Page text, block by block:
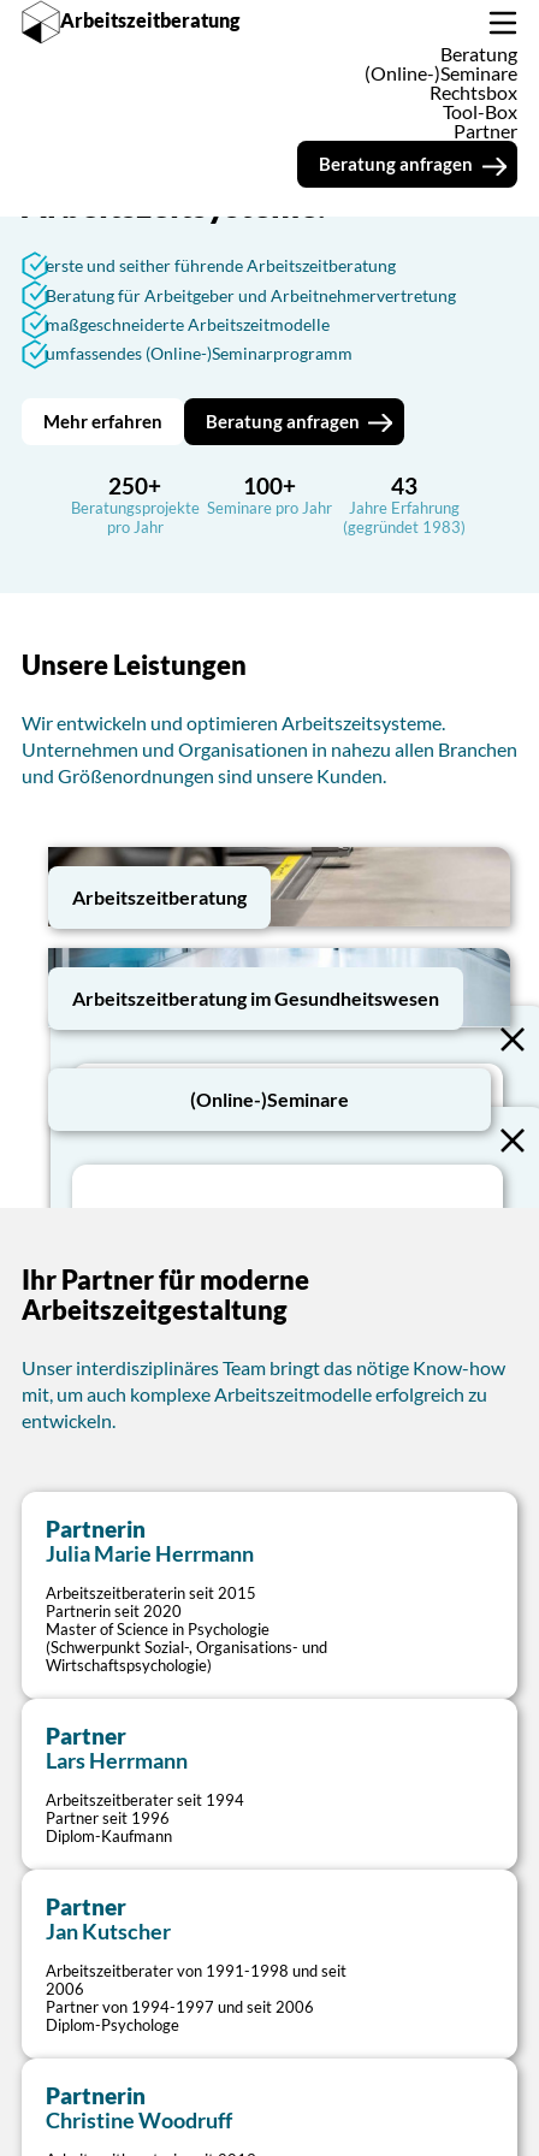
Arbeitszeitberatung
Beratung
(Online-)Seminare
Rechtsbox
Tool-Box
Partner
Beratung anfragen
zum Referentenentwurf zur Anpassung des
Wir entwickeln und verbessern
erste und seither führende Arbeitszeitberatung
Beratung für Arbeitgeber und Arbeitnehmervertretung
maßgeschneiderte Arbeitszeitmodelle
umfassendes (Online-)Seminarprogramm
Mehr erfahren Beratung anfragen
250+
Beratungsprojekte
pro Jahr
100+
Seminare pro Jahr
43
Jahre Erfahrung
(gegründet 1983)
Unsere Leistungen
Wir entwickeln und optimieren Arbeitszeitsysteme.
Unternehmen und Organisationen in nahezu allen Branchen
und Größenordnungen sind unsere Kunden.
Arbeitszeitberatung
Arbeitszeit-Analysen, Zielfindungs- und
Strategie-Workshops
bestehender Regelungen
Coaching betrieblicher Arbeitszeitspezialisten
Schicht- und Dienstpläne
Mit maßgeschneiderten Modellen Mitarbeiter-,
Kunden- und Betriebsbelange in Einklang bringen
Lösung von Schicht- und Dienstplan-
Herausforderungen
Bereitstellung einfacher Tools zur
Bedarfsermittlung
Flexible Tagesarbeitszeit
Potenziale eigenverantwortlich gesteuerter
ausschöpfen
bestehender Arbeitszeitsysteme
Integration von Arbeitszeitsystemen in
moderne Arbeitsformen
Arbeitszeitberatung im Gesundheitswesen
Dienstzeiten bedarfsorientiert, wirtschaftlich,
mitarbeitergerecht und rechtskonform
Lösungen für sämtliche Dienstformen
(Regeldienst, Bereitschaftsdienst, Rufdienst)
Umsetzung rechtlicher und regulatorischer
Dienstplanung
Besetzungsanforderungen und Zeitinteressen der
Mitarbeiter passgenau realisieren
Dienstplangestaltung (Monatspläne,
Zeitkonten, Flexibilitäts-Spielregeln
Coaching betrieblicher Arbeitszeitspezialisten
Personalbedarf
unabhängig ermitteln
Leistungsbezogene Personaldimensionierung
und Nebenzeitenbesetzung
Umsetzung regulatorischer Anforderungen
Plausibilisierung der Stellenplanung anhand
des Besetzungsbedarfs
(Online-)Seminare
Ihr Partner für moderne
Arbeitszeitgestaltung
Unser interdisziplinäres Team bringt das nötige Know-how
mit, um auch komplexe Arbeitszeitmodelle erfolgreich zu
entwickeln.
Partnerin
Julia Marie Herrmann
Arbeitszeitberaterin seit 2015
Partnerin seit 2020
Master of Science in Psychologie
(Schwerpunkt Sozial-, Organisations- und
Wirtschaftspsychologie)
Partner
Lars Herrmann
Arbeitszeitberater seit 1994
Partner seit 1996
Diplom-Kaufmann
Partner
Jan Kutscher
Arbeitszeitberater von 1991-1998 und seit
2006
Partner von 1994-1997 und seit 2006
Diplom-Psychologe
Partnerin
Christine Woodruff